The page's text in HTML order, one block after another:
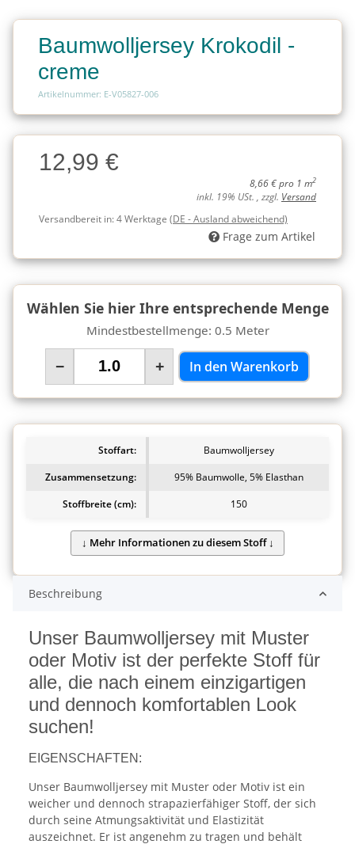
Baumwolljersey Krokodil -
creme
Artikelnummer: E-V05827-006
Charge
Charge12,99 €
8,66 € pro 1 m2
inkl. 19% USt. , zzgl. Versand
Versandbereit in:4 Werktage (DE - Ausland abweichend)
Frage zum Artikel
Wählen Sie hier Ihre entsprechende Menge
Mindestbestellmenge: 0.5 Meter
− + In den Warenkorb
Stoffart:
Baumwolljersey
Zusammensetzung:
95% Baumwolle, 5% Elasthan
Stoffbreite (cm):
150
Beschreibung
Unser Baumwolljersey mit Muster
oder Motiv ist der perfekte Stoff für
alle, die nach einem einzigartigen
und dennoch komfortablen Look
suchen!
EIGENSCHAFTEN:
Unser Baumwolljersey mit Muster oder Motiv ist ein
weicher und dennoch strapazierfähiger Stoff, der sich
durch seine Atmungsaktivität und Elastizität
auszeichnet. Er ist angenehm zu tragen und behält